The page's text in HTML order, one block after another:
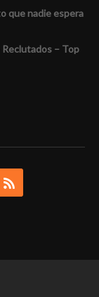
que nadie espera
– Top